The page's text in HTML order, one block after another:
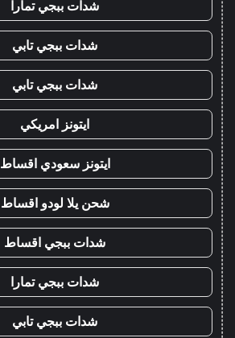
شدات ببجي تمارا
شدات ببجي تابي
شدات ببجي تابي
ايتونز امريكي
ايتونز سعودي اقساط
شحن يلا لودو اقساط
شدات ببجي اقساط
شدات ببجي تمارا
شدات ببجي تابي